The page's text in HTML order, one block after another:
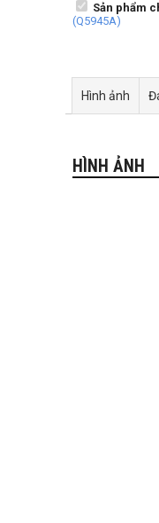
Sản phẩm
(Q5945A)
Hình ảnh
HÌNH ẢNH